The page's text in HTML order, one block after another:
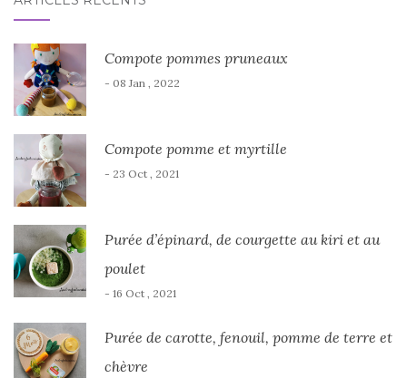
Compote pommes pruneaux
- 08 Jan , 2022
Compote pomme et myrtille
- 23 Oct , 2021
Purée d’épinard, de courgette au kiri et au
poulet
- 16 Oct , 2021
Purée de carotte, fenouil, pomme de terre et
chèvre